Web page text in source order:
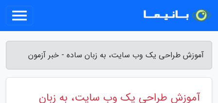
آموزش طراحی یک وب سایت، به زبان ساده - خبر آزمون
آموزش طراحی یک وب سایت، به زبان